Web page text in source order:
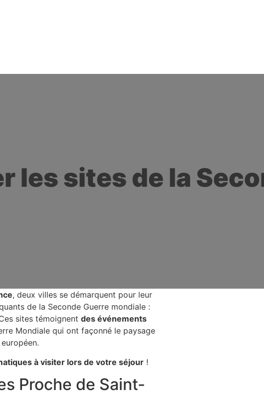
les sites de la
, deux villes se démarquent pour leur
de la Seconde Guerre mondiale :
sites témoignent des événements
Mondiale qui ont façonné le paysage
européen.
à visiter lors de votre séjour!
Proche de Saint-